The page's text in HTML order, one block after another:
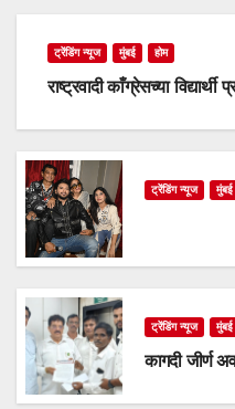
ट्रेंडिंग न्यूज मुंबई होम
राष्ट्रवादी काँग्रेसच्या
ट्रेंडिंग न्यूज मुंबई
ट्रेंडिंग न्यूज मुंबई
कागदी जीर्ण